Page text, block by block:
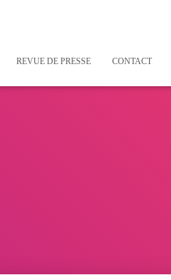
REVUE DE PRESSE CONTACT